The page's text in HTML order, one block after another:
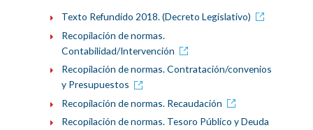
Texto Refundido 2018. (Decreto Legislativo)
Recopilación de normas.
Contabilidad/Intervención
Recopilación de normas. Contratación/convenios
y Presupuestos
Recopilación de normas. Recaudación
Recopilación de normas. Tesoro Público y Deuda